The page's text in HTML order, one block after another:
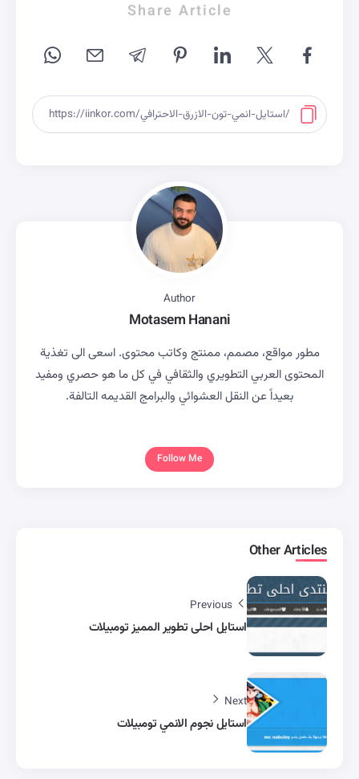
Share Article
Author
Motasem Hanani
مطور مواقع، مصمم، ممنتج وكاتب محتوى. اسعى الى تغذية
المحتوى العربي التطويري والثقافي في كل ما هو حصري ومفيد
بعيداً عن النقل العشوائي والبرامج القديمه التالفة.
Follow Me
Other Articles
Previous
استايل احلى تطوير المميز تومبيلات
Next
استايل نجوم الانمي تومبيلات